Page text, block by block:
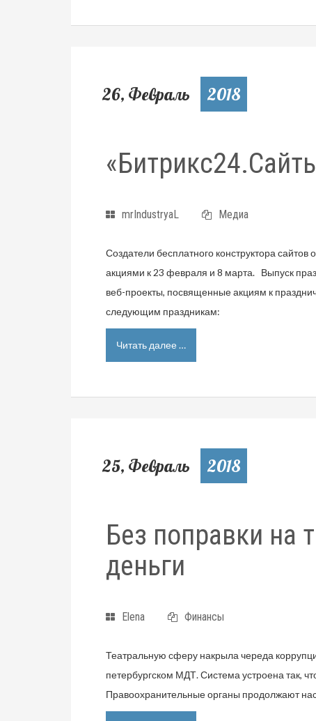
26, Февраль 2018
mrIndustryaL Медиа
Создатели бесплатного конструктора
акциями к 23 февраля и 8 марта. Выпуск
веб-проекты, посвященные акциям к
следующим праздникам:
Читать далее …
25, Февраль 2018
Без поправки на
деньги
Elena Финансы
Театральную сферу накрыла череда
петербургском МДТ. Система устроена так,
Правоохранительные органы продолжают